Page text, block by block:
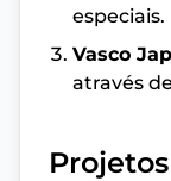
especiais.
Vasco
através